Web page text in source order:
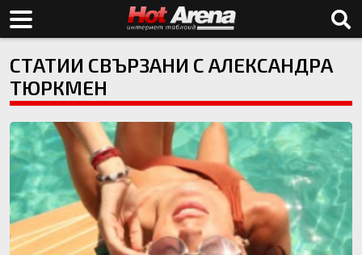
СТАТИИ СВЪРЗАНИ С АЛЕКСАНДРА
ТЮРКМЕН